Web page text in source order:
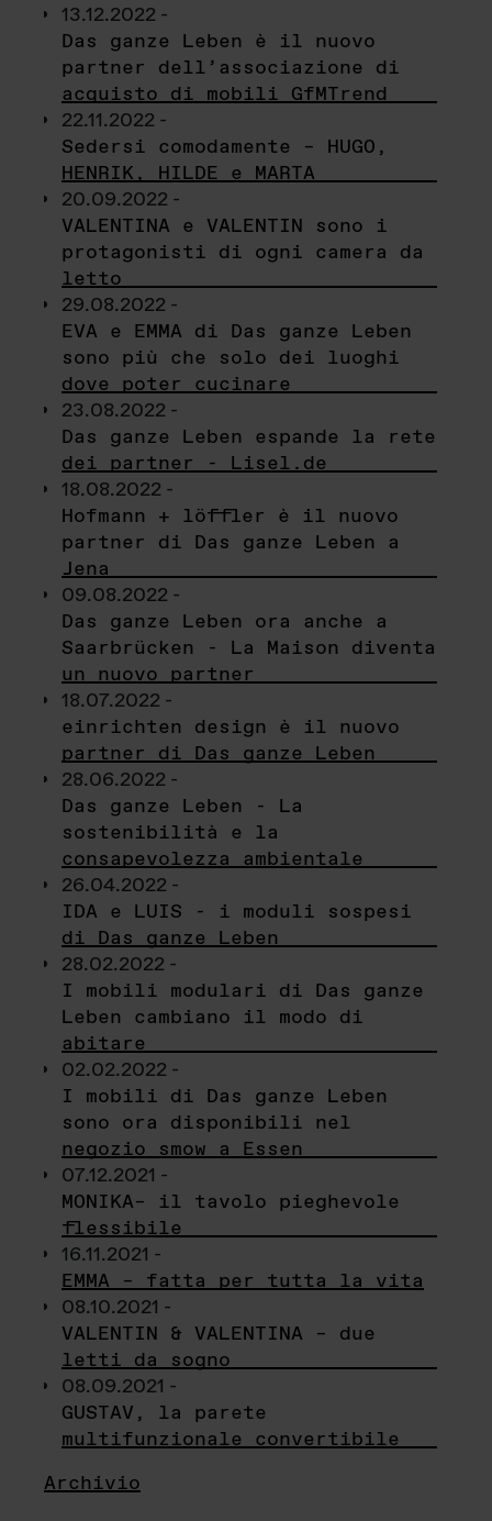
13.12.2022 -
Das ganze Leben è il nuovo
partner dell’associazione di
acquisto di mobili GfMTrend
22.11.2022 -
Sedersi comodamente – HUGO,
HENRIK, HILDE e MARTA
20.09.2022 -
VALENTINA e VALENTIN sono i
protagonisti di ogni camera da
letto
29.08.2022 -
EVA e EMMA di Das ganze Leben
sono più che solo dei luoghi
dove poter cucinare
23.08.2022 -
Das ganze Leben espande la rete
dei partner - Lisel.de
18.08.2022 -
Hofmann + löffler è il nuovo
partner di Das ganze Leben a
Jena
09.08.2022 -
Das ganze Leben ora anche a
Saarbrücken - La Maison diventa
un nuovo partner
18.07.2022 -
einrichten design è il nuovo
partner di Das ganze Leben
28.06.2022 -
Das ganze Leben - La
sostenibilità e la
consapevolezza ambientale
26.04.2022 -
IDA e LUIS - i moduli sospesi
di Das ganze Leben
28.02.2022 -
I mobili modulari di Das ganze
Leben cambiano il modo di
abitare
02.02.2022 -
I mobili di Das ganze Leben
sono ora disponibili nel
negozio smow a Essen
07.12.2021 -
MONIKA– il tavolo pieghevole
flessibile
16.11.2021 -
EMMA – fatta per tutta la vita
08.10.2021 -
VALENTIN & VALENTINA – due
letti da sogno
08.09.2021 -
GUSTAV, la parete
multifunzionale convertibile
Archivio